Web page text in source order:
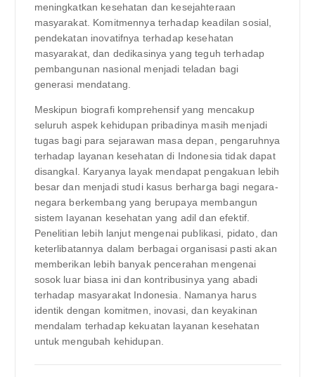
meningkatkan kesehatan dan kesejahteraan
masyarakat. Komitmennya terhadap keadilan sosial,
pendekatan inovatifnya terhadap kesehatan
masyarakat, dan dedikasinya yang teguh terhadap
pembangunan nasional menjadi teladan bagi
generasi mendatang.
Meskipun biografi komprehensif yang mencakup
seluruh aspek kehidupan pribadinya masih menjadi
tugas bagi para sejarawan masa depan, pengaruhnya
terhadap layanan kesehatan di Indonesia tidak dapat
disangkal. Karyanya layak mendapat pengakuan lebih
besar dan menjadi studi kasus berharga bagi negara-
negara berkembang yang berupaya membangun
sistem layanan kesehatan yang adil dan efektif.
Penelitian lebih lanjut mengenai publikasi, pidato, dan
keterlibatannya dalam berbagai organisasi pasti akan
memberikan lebih banyak pencerahan mengenai
sosok luar biasa ini dan kontribusinya yang abadi
terhadap masyarakat Indonesia. Namanya harus
identik dengan komitmen, inovasi, dan keyakinan
mendalam terhadap kekuatan layanan kesehatan
untuk mengubah kehidupan.